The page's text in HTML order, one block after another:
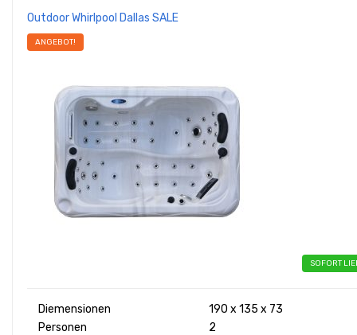
Outdoor Whirlpool Dallas SALE
ANGEBOT!
SOFORT
Diemensionen
190 x 135 x 73
Personen
2